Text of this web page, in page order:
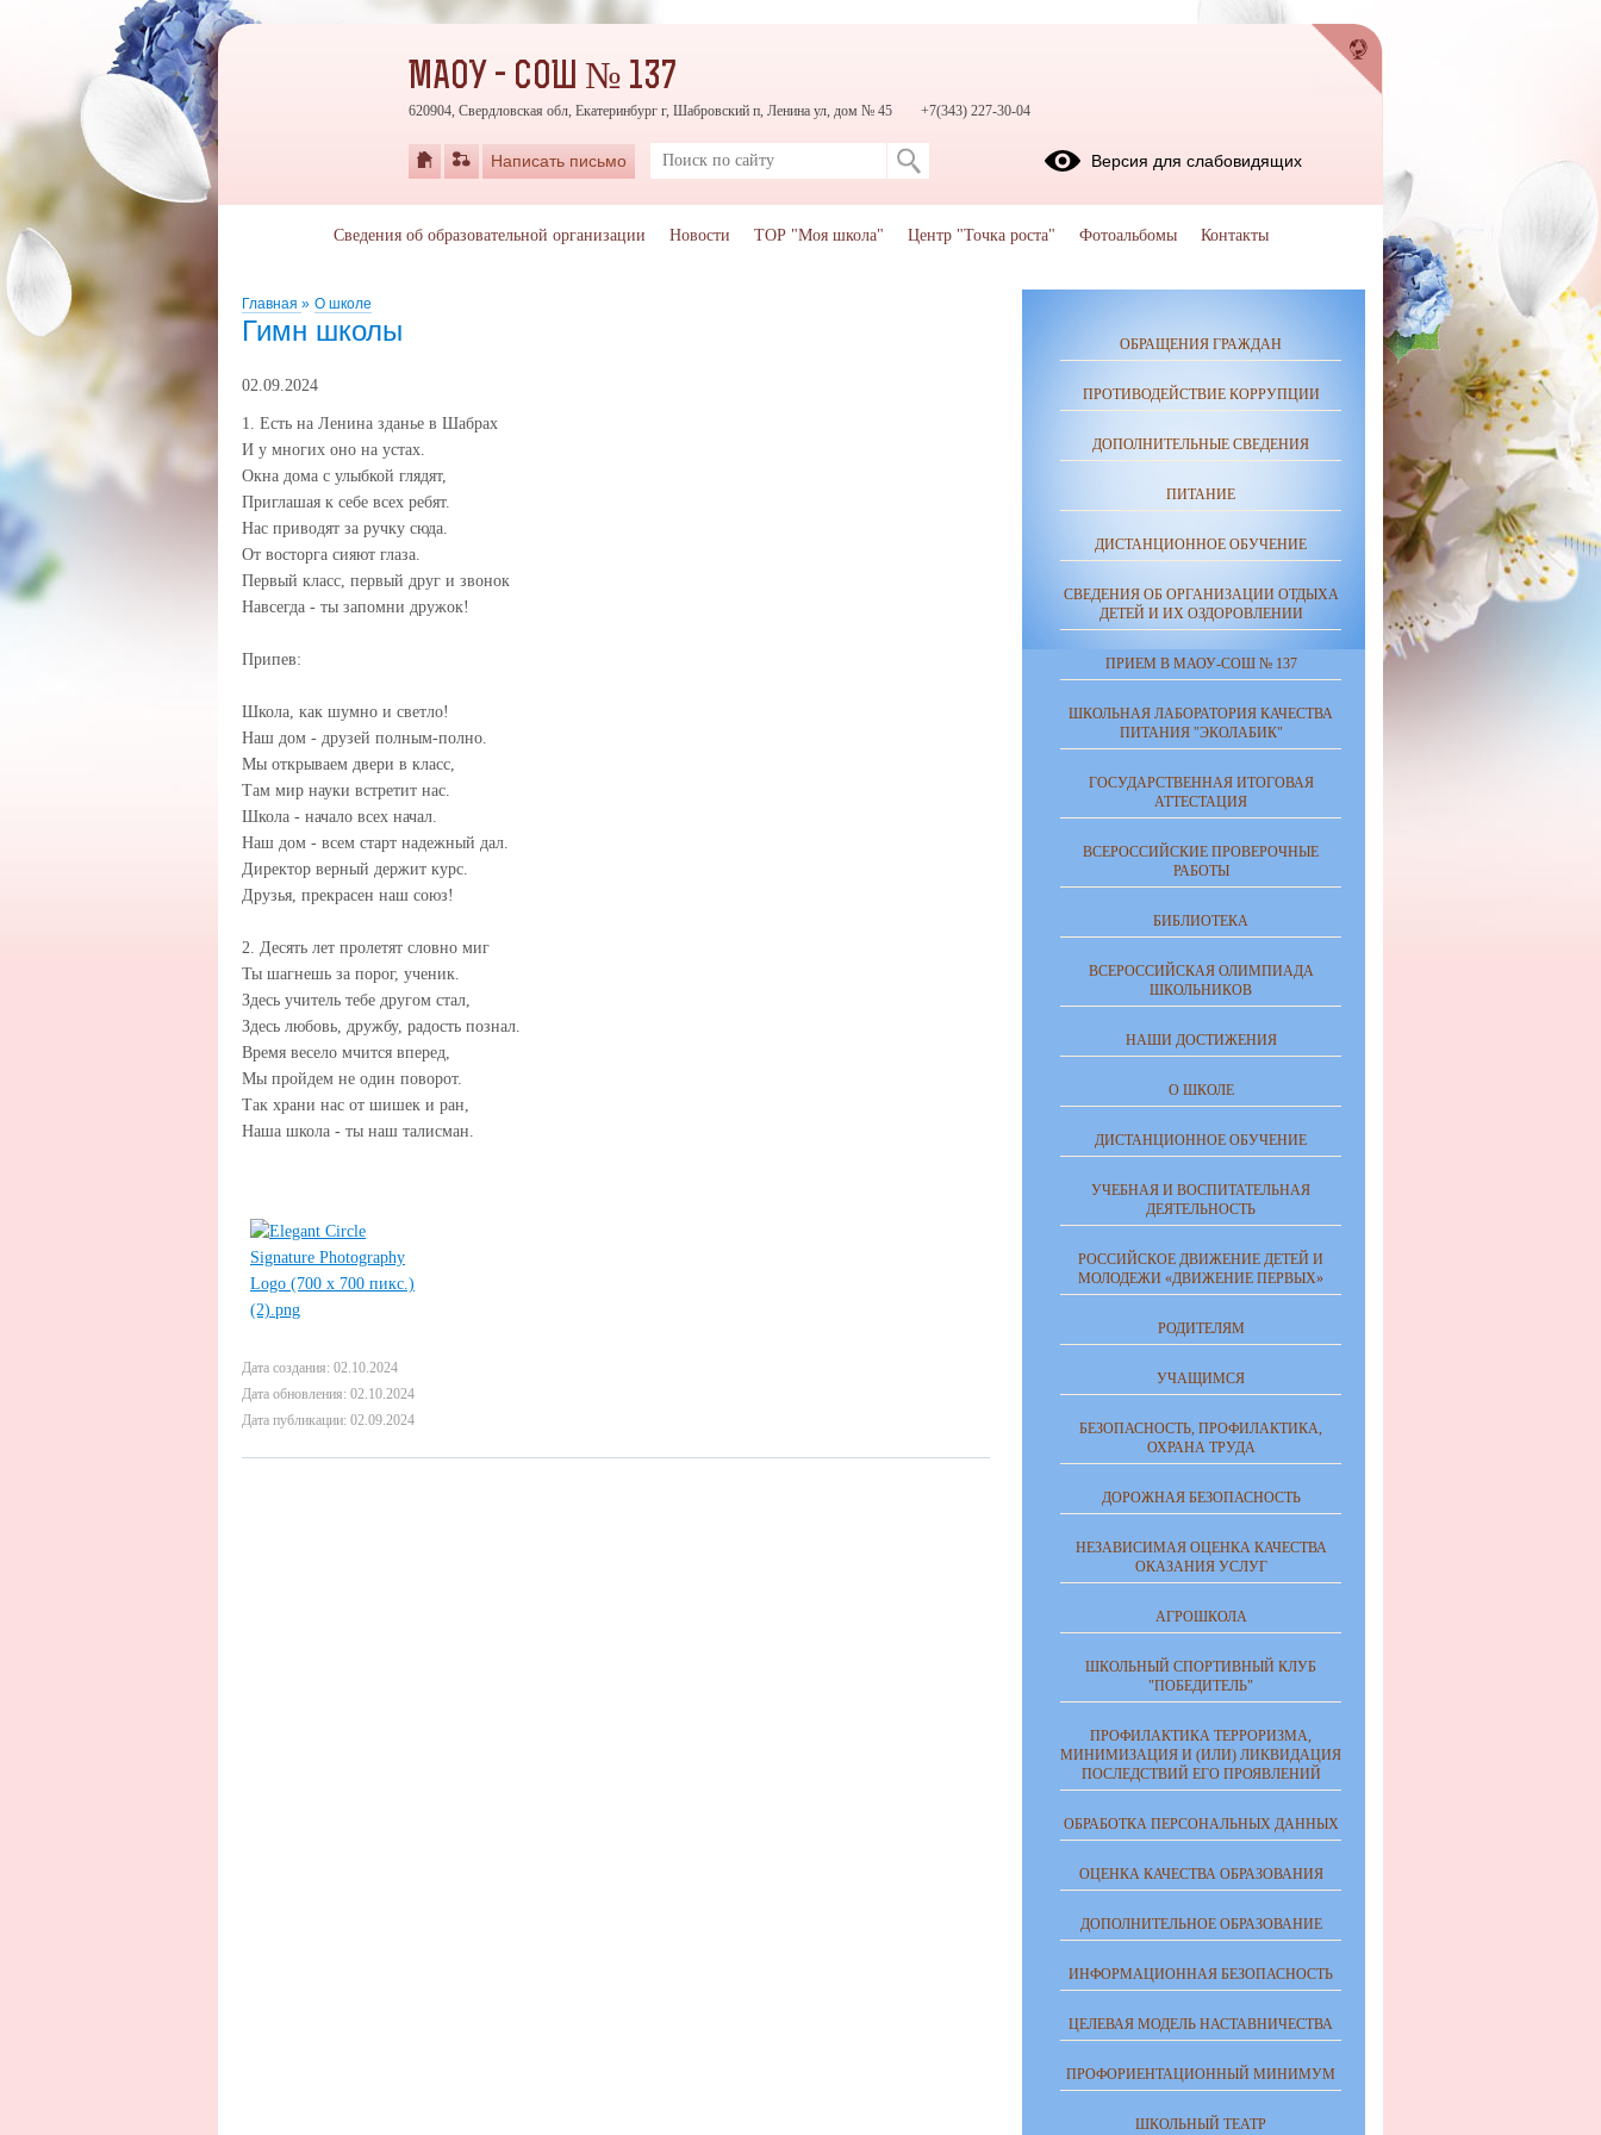
Главная » О школе
Гимн школы
02.09.2024
1. Есть на Ленина зданье в Шабрах
И у многих оно на устах.
Окна дома с улыбкой глядят,
Приглашая к себе всех ребят.
Нас приводят за ручку сюда.
От восторга сияют глаза.
Первый класс, первый друг и звонок
Навсегда - ты запомни дружок!
Припев:
Школа, как шумно и светло!
Наш дом - друзей полным-полно.
Мы открываем двери в класс,
Там мир науки встретит нас.
Школа - начало всех начал.
Наш дом - всем старт надежный дал.
Директор верный держит курс.
Друзья, прекрасен наш союз!
2. Десять лет пролетят словно миг
Ты шагнешь за порог, ученик.
Здесь учитель тебе другом стал,
Здесь любовь, дружбу, радость познал.
Время весело мчится вперед,
Мы пройдем не один поворот.
Так храни нас от шишек и ран,
Наша школа - ты наш талисман.
Дата создания: 02.10.2024
Дата обновления: 02.10.2024
Дата публикации: 02.09.2024
ОБРАЩЕНИЯ ГРАЖДАН
ПРОТИВОДЕЙСТВИЕ КОРРУПЦИИ
ДОПОЛНИТЕЛЬНЫЕ СВЕДЕНИЯ
ПИТАНИЕ
ДИСТАНЦИОННОЕ ОБУЧЕНИЕ
СВЕДЕНИЯ ОБ ОРГАНИЗАЦИИ ОТДЫХА
ДЕТЕЙ И ИХ ОЗДОРОВЛЕНИИ
ПРИЕМ В МАОУ-СОШ № 137
ШКОЛЬНАЯ ЛАБОРАТОРИЯ КАЧЕСТВА
ПИТАНИЯ "ЭКОЛАБИК"
ГОСУДАРСТВЕННАЯ ИТОГОВАЯ
АТТЕСТАЦИЯ
ВСЕРОССИЙСКИЕ ПРОВЕРОЧНЫЕ
РАБОТЫ
БИБЛИОТЕКА
ВСЕРОССИЙСКАЯ ОЛИМПИАДА
ШКОЛЬНИКОВ
НАШИ ДОСТИЖЕНИЯ
О ШКОЛЕ
ДИСТАНЦИОННОЕ ОБУЧЕНИЕ
УЧЕБНАЯ И ВОСПИТАТЕЛЬНАЯ
ДЕЯТЕЛЬНОСТЬ
РОССИЙСКОЕ ДВИЖЕНИЕ ДЕТЕЙ И
МОЛОДЕЖИ «ДВИЖЕНИЕ ПЕРВЫХ»
РОДИТЕЛЯМ
УЧАЩИМСЯ
БЕЗОПАСНОСТЬ, ПРОФИЛАКТИКА,
ОХРАНА ТРУДА
ДОРОЖНАЯ БЕЗОПАСНОСТЬ
НЕЗАВИСИМАЯ ОЦЕНКА КАЧЕСТВА
ОКАЗАНИЯ УСЛУГ
АГРОШКОЛА
ШКОЛЬНЫЙ СПОРТИВНЫЙ КЛУБ
"ПОБЕДИТЕЛЬ"
ПРОФИЛАКТИКА ТЕРРОРИЗМА,
МИНИМИЗАЦИЯ И (ИЛИ) ЛИКВИДАЦИЯ
ПОСЛЕДСТВИЙ ЕГО ПРОЯВЛЕНИЙ
ОБРАБОТКА ПЕРСОНАЛЬНЫХ ДАННЫХ
ОЦЕНКА КАЧЕСТВА ОБРАЗОВАНИЯ
ДОПОЛНИТЕЛЬНОЕ ОБРАЗОВАНИЕ
ИНФОРМАЦИОННАЯ БЕЗОПАСНОСТЬ
ЦЕЛЕВАЯ МОДЕЛЬ НАСТАВНИЧЕСТВА
ПРОФОРИЕНТАЦИОННЫЙ МИНИМУМ
ШКОЛЬНЫЙ ТЕАТР
МАОУ - СОШ № 137
620904, Свердловская обл, Екатеринбург г, Шабровский п, Ленина ул, дом № 45 +7(343) 227-30-04
Написать письмо Версия для слабовидящих
Сведения об образовательной организации Новости ТОР "Моя школа" Центр "Точка роста" Фотоальбомы Контакты